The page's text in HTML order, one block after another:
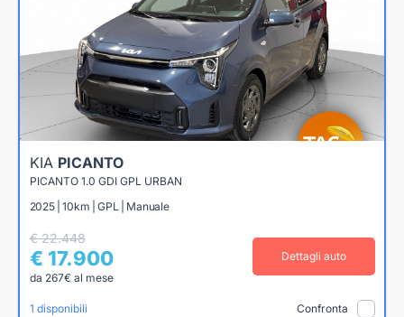
KIA PICANTO
PICANTO 1.0 GDI GPL URBAN
2025 | 10km | GPL | Manuale
€ 22.448
€ 17.900
da 267€ al mese
Dettagli auto
1 disponibili Confronta